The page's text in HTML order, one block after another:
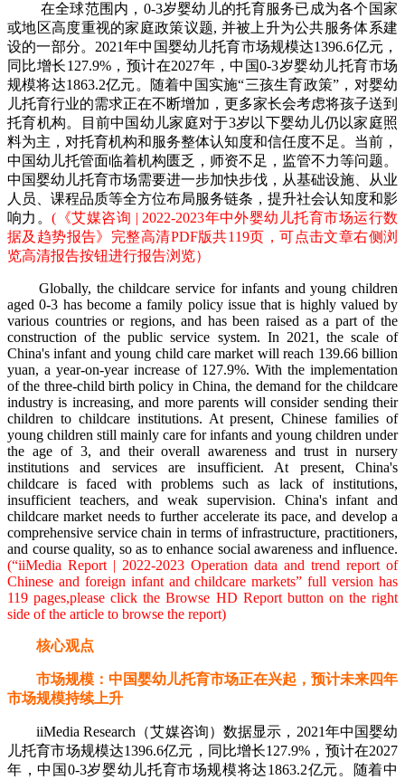
在全球范围内，0-3岁婴幼儿的托育服务已成为各个国家
或地区高度重视的家庭政策议题, 并被上升为公共服务体系建
设的一部分。2021年中国婴幼儿托育市场规模达1396.6亿元，
同比增长127.9%，预计在2027年，中国0-3岁婴幼儿托育市场
规模将达1863.2亿元。随着中国实施“三孩生育政策”，对婴幼
儿托育行业的需求正在不断增加，更多家长会考虑将孩子送到
托育机构。目前中国幼儿家庭对于3岁以下婴幼儿仍以家庭照
料为主，对托育机构和服务整体认知度和信任度不足。当前，
中国幼儿托管面临着机构匮乏，师资不足，监管不力等问题。
中国婴幼儿托育市场需要进一步加快步伐，从基础设施、从业
人员、课程品质等全方位布局服务链条，提升社会认知度和影
响力。(《艾媒咨询 | 2022-2023年中外婴幼儿托育市场运行数
据及趋势报告》完整高清PDF版共119页，可点击文章右侧浏
览高清报告按钮进行报告浏览）
Globally, the childcare service for infants and young children
aged 0-3 has become a family policy issue that is highly valued by
various countries or regions, and has been raised as a part of the
construction of the public service system. In 2021, the scale of
China's infant and young child care market will reach 139.66 billion
yuan, a year-on-year increase of 127.9%. With the implementation
of the three-child birth policy in China, the demand for the childcare
industry is increasing, and more parents will consider sending their
children to childcare institutions. At present, Chinese families of
young children still mainly care for infants and young children under
the age of 3, and their overall awareness and trust in nursery
institutions and services are insufficient. At present, China's
childcare is faced with problems such as lack of institutions,
insufficient teachers, and weak supervision. China's infant and
childcare market needs to further accelerate its pace, and develop a
comprehensive service chain in terms of infrastructure, practitioners,
and course quality, so as to enhance social awareness and influence.
(“iiMedia Report | 2022-2023 Operation data and trend report of
Chinese and foreign infant and childcare markets” full version has
119 pages,please click the Browse HD Report button on the right
side of the article to browse the report)
核心观点
市场规模：中国婴幼儿托育市场正在兴起，预计未来四年
市场规模持续上升
iiMedia Research（艾媒咨询）数据显示，2021年中国婴幼
儿托育市场规模达1396.6亿元，同比增长127.9%，预计在2027
年，中国0-3岁婴幼儿托育市场规模将达1863.2亿元。随着中